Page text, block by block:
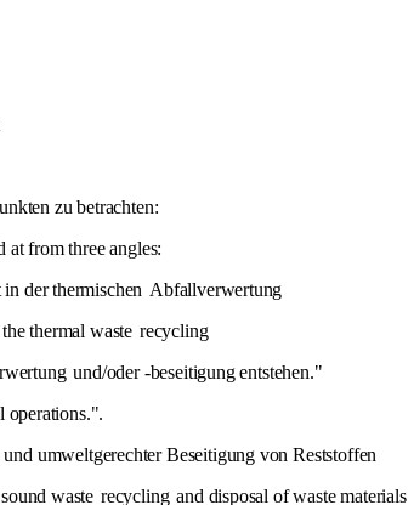
zu betrachten:
at from three angles:
der thermischen Abfallverwertung
thermal waste recycling
und/oder -beseitigung entstehen."
operations.".
und umweltgerechter Beseitigung von Reststoffen
waste recycling and disposal of waste materials